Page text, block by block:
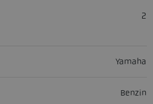
2
Yamaha
Benzin